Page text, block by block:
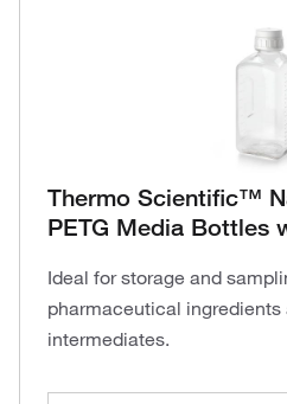
Thermo Scientific™
PETG Media Bottles
Ideal for storage and
pharmaceutical ingredients
intermediates.